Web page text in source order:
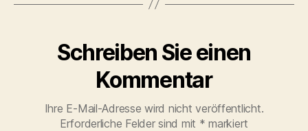
Schreiben Sie einen
Kommentar
Ihre E-Mail-Adresse wird nicht veröffentlicht.
Erforderliche Felder sind mit * markiert